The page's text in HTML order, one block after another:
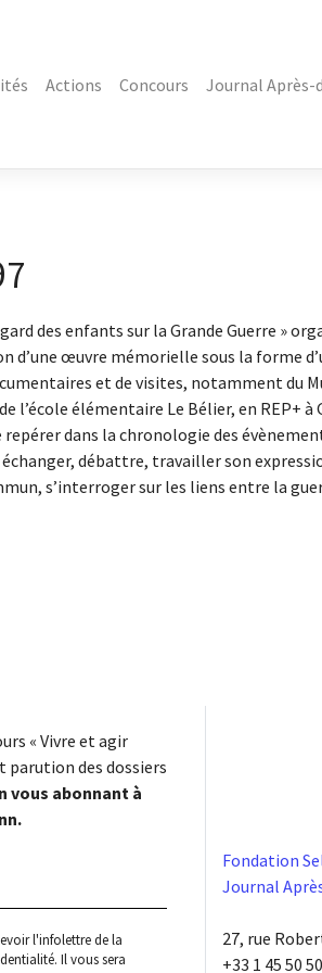
Actions Concours Journal Après-
des enfants sur la Grande Guerre »
œuvre mémorielle sous la forme
et de visites, notamment du
l’école élémentaire Le Bélier, en REP+ à
dans la chronologie des
débattre, travailler son
s’interroger sur les liens entre la
« Vivre et agir
parution des dossiers
vous abonnant à
l'infolettre de la
. Il vous sera
Fondation
Journal
27, rue
+33 1 45 50